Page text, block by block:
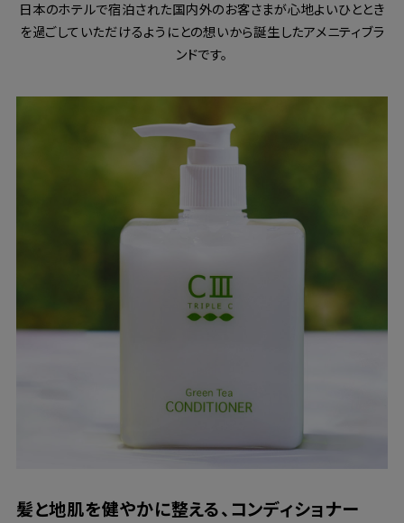
日本のホテルで宿泊された国内外のお客さまが心地よいひととき
を過ごしていただけるようにとの想いから誕生したアメニティブラ
ンドです。
髪と地肌を健やかに整える、コンディショナー